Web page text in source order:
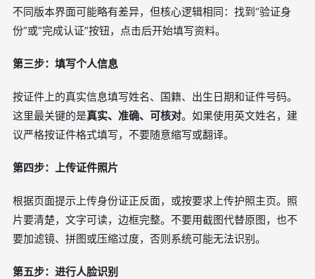
不同版本界面可能略有差异，但核心逻辑相同：找到“验证身
份”或“完成认证”按钮，点击后开始填写资料。
第三步：填写个人信息
按证件上的真实信息填写姓名、国籍、出生日期和证件号码。
这里最关键的是真实、准确、可核对。如果使用英文姓名，建
议严格按证件格式填写，不要随意缩写或翻译。
第四步：上传证件照片
根据页面提示上传身份证正反面，或按要求上传护照主页。照
片要清楚，文字可读，边框完整。不要用截图代替原图，也不
要加滤镜、拼图或压缩过度，否则系统可能无法识别。
第五步：进行人脸识别